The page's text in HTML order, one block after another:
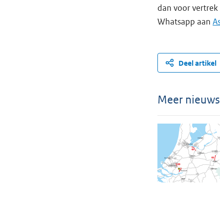
dan voor vertrek
Whatsapp aan
Deel artikel
Meer nieuws